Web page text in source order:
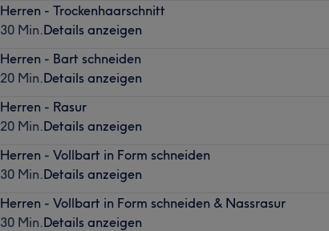
Herren - Trockenhaarschnitt
30 Min.Details anzeigen
Herren - Bart schneiden
20 Min.Details anzeigen
Herren - Rasur
20 Min.Details anzeigen
Herren - Vollbart in Form schneiden
30 Min.Details anzeigen
Herren - Vollbart in Form schneiden & Nassrasur
30 Min.Details anzeigen